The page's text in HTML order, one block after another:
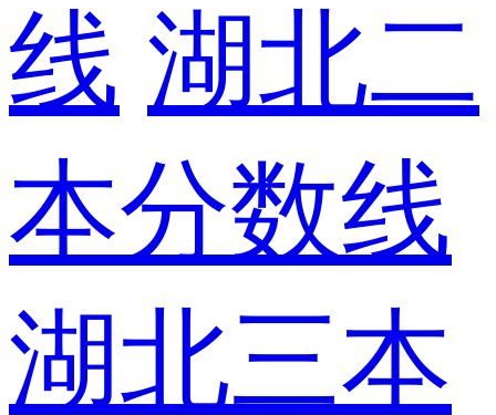
线 湖北二
本分数线
湖北三本